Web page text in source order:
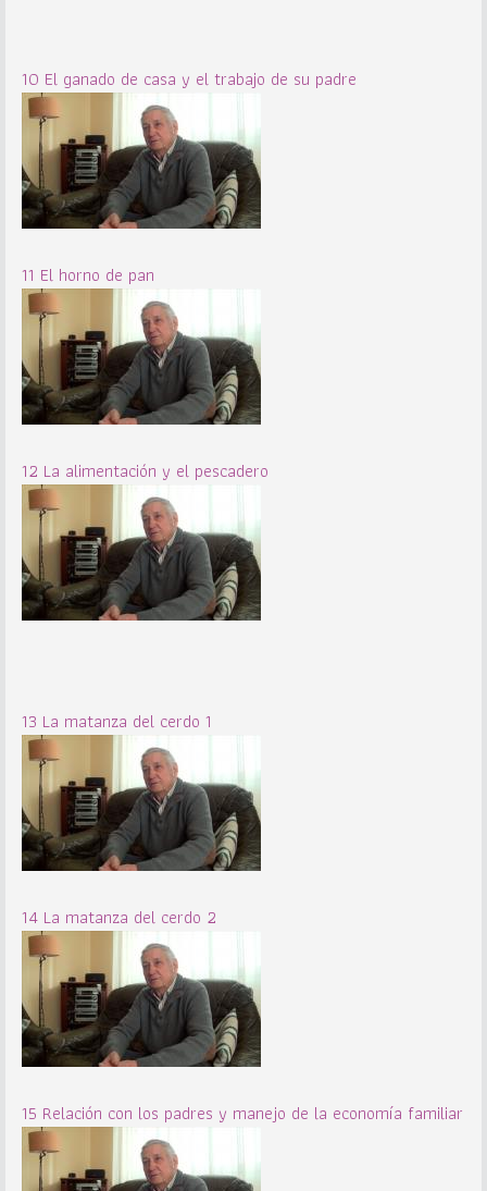
10 El ganado de casa y el trabajo de su padre
11 El horno de pan
12 La alimentación y el pescadero
13 La matanza del cerdo 1
14 La matanza del cerdo 2
15 Relación con los padres y manejo de la economía familiar